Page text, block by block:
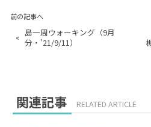
前の記事へ
« 島一周ウォーキング（9月
分・’21/9/11）
関連記事 RELATED ARTICLE